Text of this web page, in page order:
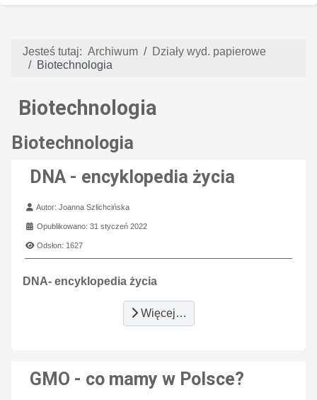
Jesteś tutaj: Archiwum
Działy wyd. papierowe
Biotechnologia
Biotechnologia
Biotechnologia
DNA - encyklopedia życia
Szczegóły
Autor:Joanna Szlichcińska
Opublikowano: 31 styczeń 2022
Odsłon: 1627
DNA- encyklopedia życia
Więcej…
GMO - co mamy w Polsce?